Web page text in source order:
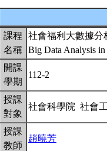
課程
名稱
社會福利大數據分
Big Data Analysis
開課
學期
112-2
授課
對象
社會科學院 社會
授課
教師
趙曉芳